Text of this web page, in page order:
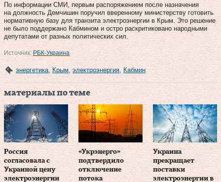
По информации СМИ, первым распоряжением после назначения
на должность Демчишин поручил вверенному министерству готовить
нормативную базу для транзита электроэнергии в Крым. Это решение
не было поддержано Кабмином и остро раскритиковано народными
депутатами от разных политических сил.
Источник:РБК-Украина
энергетика Крым электроэнергия Кабмин
материалы по теме
Россия
согласовала с
Украиной цену
электроэнергии
«Укрэнерго»
подтвердило
отключение
потока
Украина
прекращает
поставки
электроэнергии в